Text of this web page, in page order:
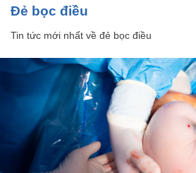
đẻ bọc điều
Tin tức mới nhất về đẻ bọc điều